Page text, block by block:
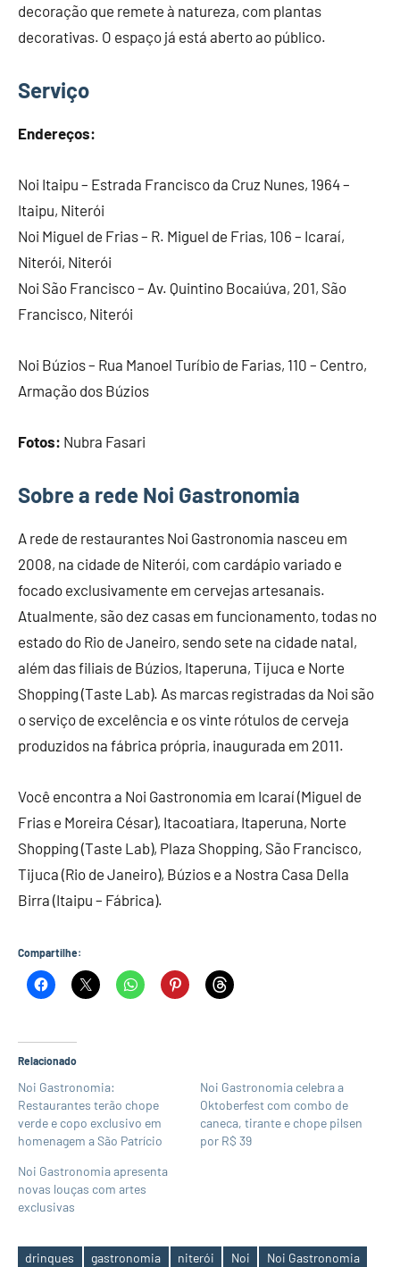
decoração que remete à natureza, com plantas
decorativas. O espaço já está aberto ao público.
Serviço
Endereços:
Noi Itaipu – Estrada Francisco da Cruz Nunes, 1964 –
Itaipu, Niterói
Noi Miguel de Frias – R. Miguel de Frias, 106 – Icaraí,
Niterói, Niterói
Noi São Francisco – Av. Quintino Bocaiúva, 201, São
Francisco, Niterói
Noi Búzios – Rua Manoel Turíbio de Farias, 110 – Centro,
Armação dos Búzios
Fotos: Nubra Fasari
Sobre a rede Noi Gastronomia
A rede de restaurantes Noi Gastronomia nasceu em
2008, na cidade de Niterói, com cardápio variado e
focado exclusivamente em cervejas artesanais.
Atualmente, são dez casas em funcionamento, todas no
estado do Rio de Janeiro, sendo sete na cidade natal,
além das filiais de Búzios, Itaperuna, Tijuca e Norte
Shopping (Taste Lab). As marcas registradas da Noi são
o serviço de excelência e os vinte rótulos de cerveja
produzidos na fábrica própria, inaugurada em 2011.
Você encontra a Noi Gastronomia em Icaraí (Miguel de
Frias e Moreira César), Itacoatiara, Itaperuna, Norte
Shopping (Taste Lab), Plaza Shopping, São Francisco,
Tijuca (Rio de Janeiro), Búzios e a Nostra Casa Della
Birra (Itaipu – Fábrica).
Compartilhe:
Relacionado
Noi Gastronomia:
Restaurantes terão chope
verde e copo exclusivo em
homenagem a São Patrício
Noi Gastronomia celebra a
Oktoberfest com combo de
caneca, tirante e chope pilsen
por R$ 39
Noi Gastronomia apresenta
novas louças com artes
exclusivas
drinques gastronomia niterói Noi
Noi Gastronomia